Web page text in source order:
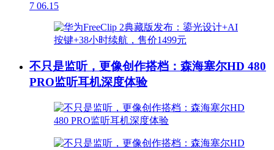
7 06.15
不只是监听，更像创作搭档：森海塞尔HD 480
PRO监听耳机深度体验